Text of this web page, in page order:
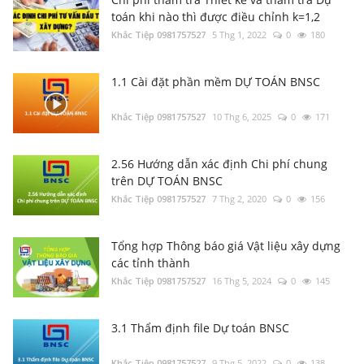
toán khi nào thì được điều chỉnh k=1,2
Khắc Tiệp 0981757527 5 Thg 1, 2022 0 180
1.1 Cài đặt phần mềm DỰ TOÁN BNSC
Khắc Tiệp 0981757527 10 Thg 6, 2025 0 171
2.56 Hướng dẫn xác định Chi phí chung
trên DỰ TOÁN BNSC
Khắc Tiệp 0981757527 7 Thg 2, 2020 0 156
Tổng hợp Thông báo giá Vật liệu xây dựng
các tỉnh thành
Khắc Tiệp 0981757527 16 Thg 5, 2024 0 145
3.1 Thẩm định file Dự toán BNSC